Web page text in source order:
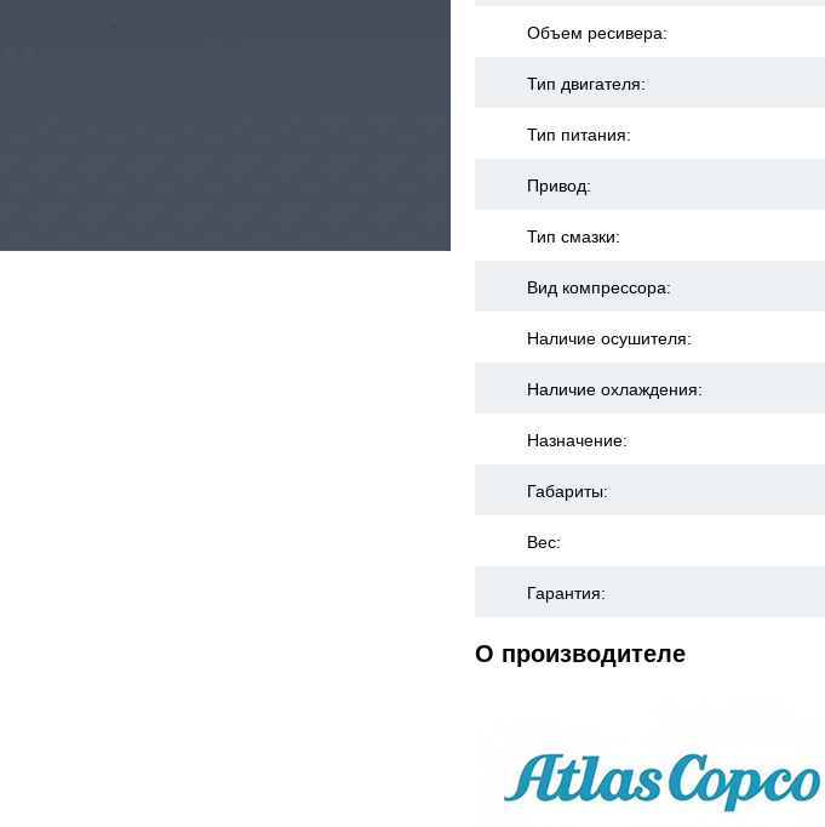
Объем ресивера:
Тип двигателя:
Тип питания:
Привод:
Тип смазки:
Вид компрессора:
Наличие осушителя:
Наличие охлаждения:
Назначение:
Габариты:
Вес:
Гарантия:
О производителе